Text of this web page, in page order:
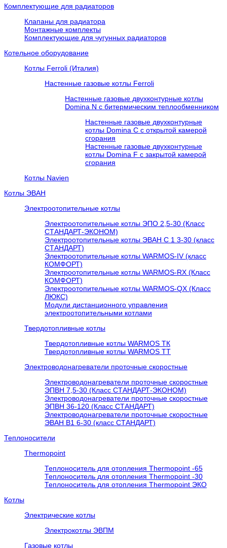
Комплектующие для радиаторов
Клапаны для радиатора
Монтажные комплекты
Комплектующие для чугунных радиаторов
Котельное оборудование
Котлы Ferroli (Италия)
Настенные газовые котлы Ferroli
Настенные газовые двухконтурные котлы
Domina N с битермическим теплообменником
Настенные газовые двухконтурные
котлы Domina C с открытой камерой
сгорания
Настенные газовые двухконтурные
котлы Domina F с закрытой камерой
сгорания
Котлы Navien
Котлы ЭВАН
Электроотопительные котлы
Электроотопительные котлы ЭПО 2,5-30 (Класс
СТАНДАРТ-ЭКОНОМ)
Электроотопительные котлы ЭВАН С 1 3-30 (класс
СТАНДАРТ)
Электроотопительные котлы WARMOS-IV (класс
КОМФОРТ)
Электроотопительные котлы WARMOS-RX (Класс
КОМФОРТ)
Электроотопительные котлы WARMOS-QX (Класс
ЛЮКС)
Модули дистанционного управления
электроотопительными котлами
Твердотопливные котлы
Твердотопливные котлы WARMOS TК
Твердотопливные котлы WARMOS TT
Электроводонагреватели проточные скоростные
Электроводонагреватели проточные скоростные
ЭПВН 7,5-30 (Класс СТАНДАРТ-ЭКОНОМ)
Электроводонагреватели проточные скоростные
ЭПВН 36-120 (Класс СТАНДАРТ)
Электроводонагреватели проточные скоростные
ЭВАН В1 6-30 (класс СТАНДАРТ)
Теплоносители
Thermopoint
Теплоноситель для отопления Thermopoint -65
Теплоноситель для отопления Thermopoint -30
Теплоноситель для отопления Thermopoint ЭКО
Котлы
Электрические котлы
Электрокотлы ЭВПМ
Газовые котлы